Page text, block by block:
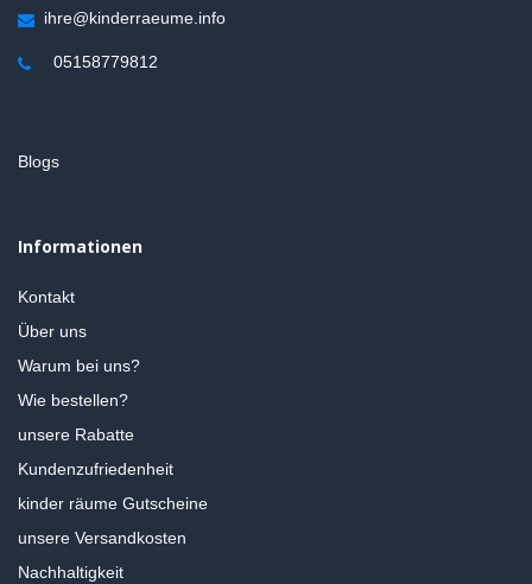
ihre@kinderraeume.info
05158779812
Blogs
Informationen
Kontakt
Über uns
Warum bei uns?
Wie bestellen?
unsere Rabatte
Kundenzufriedenheit
kinder räume Gutscheine
unsere Versandkosten
Nachhaltigkeit